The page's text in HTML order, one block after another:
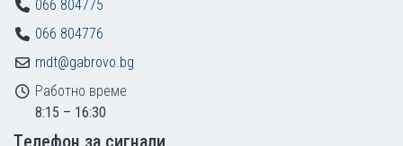
066 804775
066 804776
mdt@gabrovo.bg
Работно време
8:15 – 16:30